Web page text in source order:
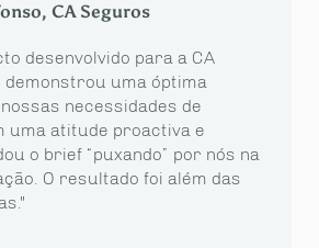
CA Seguros
desenvolvido para a CA
demonstrou uma óptima
necessidades de
uma atitude proactiva e
o brief “puxando” por nós na
O resultado foi além das